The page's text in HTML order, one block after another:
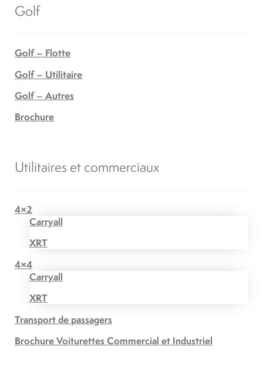
Golf
Golf – Flotte
Golf – Utilitaire
Golf – Autres
Brochure
Utilitaires et commerciaux
4×2
Carryall
XRT
4×4
Carryall
XRT
Transport de passagers
Brochure Voiturettes Commercial et Industriel